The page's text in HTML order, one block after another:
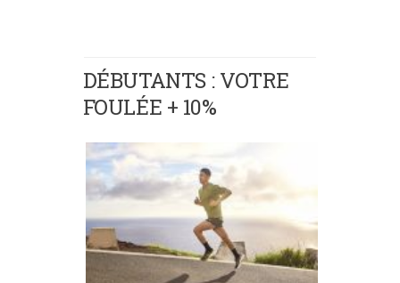
DÉBUTANTS : VOTRE
FOULÉE + 10%